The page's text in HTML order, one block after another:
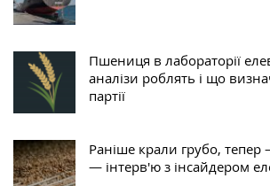
Пшениця в лабораторії
аналізи роблять і що
партії
Раніше крали грубо, тепер
— інтерв'ю з інсайдером